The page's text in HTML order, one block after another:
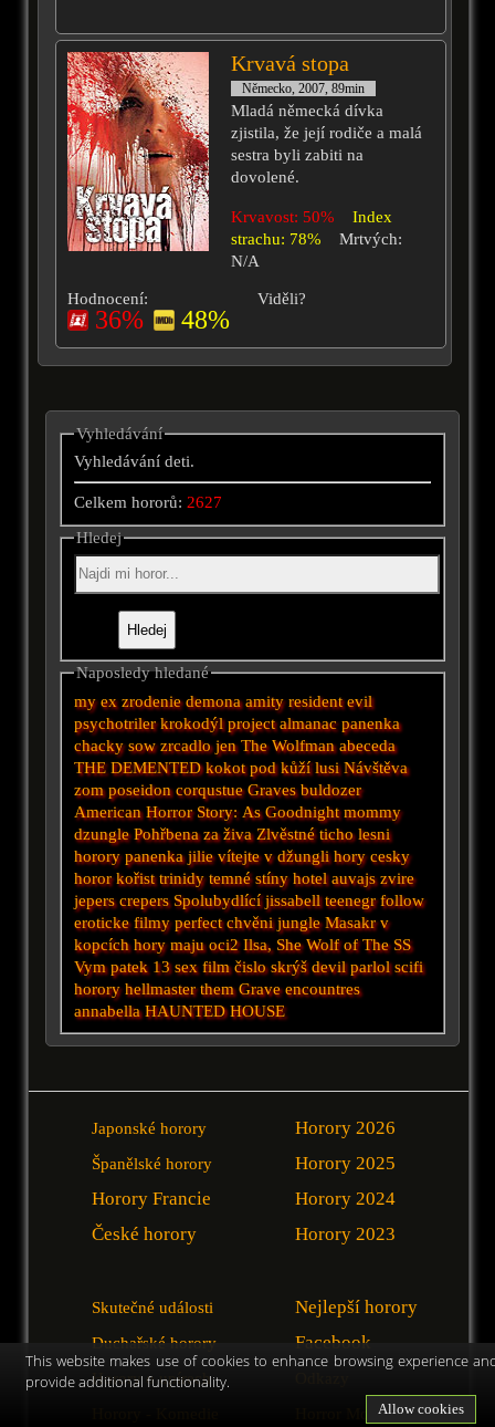
Krvavá stopa
Německo, 2007, 89min
Mladá německá dívka
zjistila, že její rodiče a malá
sestra byli zabiti na
dovolené.
Krvavost: 50%
Index
strachu: 78%
Mrtvých:
N/A
Hodnocení:
36% 48%
Viděli?
Vyhledávání
Vyhledávání deti.
Celkem hororů:2627
Hledej
Naposledy hledané
my ex zrodenie demona amity resident evil
psychotriler krokodýl project almanac panenka
chacky sow zrcadlo jen The Wolfman abeceda
THE DEMENTED kokot pod kůží lusi Návštěva
zom poseidon corqustue Graves buldozer
American Horror Story: As Goodnight mommy
dzungle Pohřbena za živa Zlvěstné ticho lesni
hororypanenka jilie vítejte v džungli hory cesky
horor kořist trinidy temné stíny hotel auvajs zvire
jepers crepers Spolubydlící jissabell teenegr follow
eroticke filmy perfect chvěni jungle Masakr v
kopcích hory maju oci2 Ilsa, She Wolf of The SS
Vym patek 13 sex film čislo skrýš devil parlol scifi
horory hellmaster them Grave encountres
annabella HAUNTED HOUSE
Japonské horory
Španělské horory
Horory Francie
České horory
Horory 2026
Horory 2025
Horory 2024
Horory 2023
Skutečné události
Duchařské horory
Horory o upírech
Nejlepší horory
Facebook
Horror Movies [EN]
This website makes use of cookies to enhance browsing experience
provide additional functionality.
Allow cookies